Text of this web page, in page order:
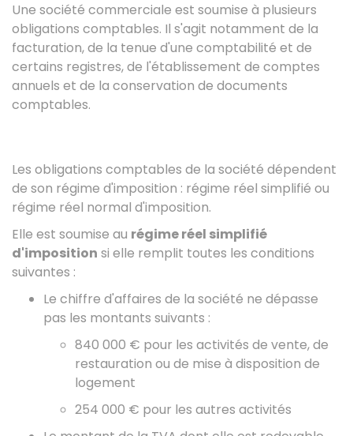
Une société commerciale est soumise à plusieurs
obligations comptables. Il s'agit notamment de la
facturation, de la tenue d'une comptabilité et de
certains registres, de l'établissement de comptes
annuels et de la conservation de documents
comptables.
Les obligations comptables de la société dépendent
de son régime d'imposition : régime réel simplifié ou
régime réel normal d'imposition.
Elle est soumise au régime réel simplifié
d'imposition si elle remplit toutes les conditions
suivantes :
Le chiffre d'affaires de la société ne dépasse
pas les montants suivants :
840 000 € pour les activités de vente, de
restauration ou de mise à disposition de
logement
254 000 € pour les autres activités